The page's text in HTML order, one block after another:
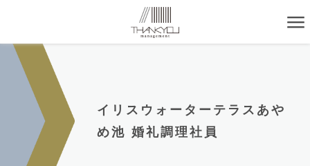
イリスウォーターテラスあや
め池 婚礼調理社員